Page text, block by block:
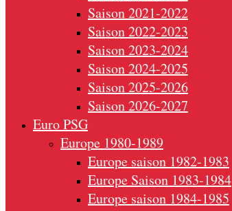
Saison 2021-2022
Saison 2022-2023
Saison 2023-2024
Saison 2024-2025
Saison 2025-2026
Saison 2026-2027
Euro PSG
Europe 1980-1989
Europe saison 1982-1983
Europe Saison 1983-1984
Europe saison 1984-1985